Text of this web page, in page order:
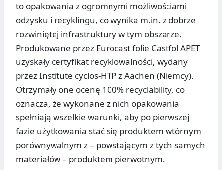
to opakowania z ogromnymi możliwościami
odzysku i recyklingu, co wynika m.in. z dobrze
rozwiniętej infrastruktury w tym obszarze.
Produkowane przez Eurocast folie Castfol APET
uzyskały certyfikat recyklowalności, wydany
przez Institute cyclos-HTP z Aachen (Niemcy).
Otrzymały one ocenę 100% recyclability, co
oznacza, że wykonane z nich opakowania
spełniają wszelkie warunki, aby po pierwszej
fazie użytkowania stać się produktem wtórnym
porównywalnym z – powstającym z tych samych
materiałów – produktem pierwotnym.